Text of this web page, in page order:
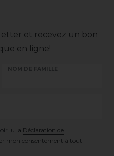
et recevez un bon
en ligne!
NOM DE FAMILLE
lu la Déclaration de
mon consentement à tout